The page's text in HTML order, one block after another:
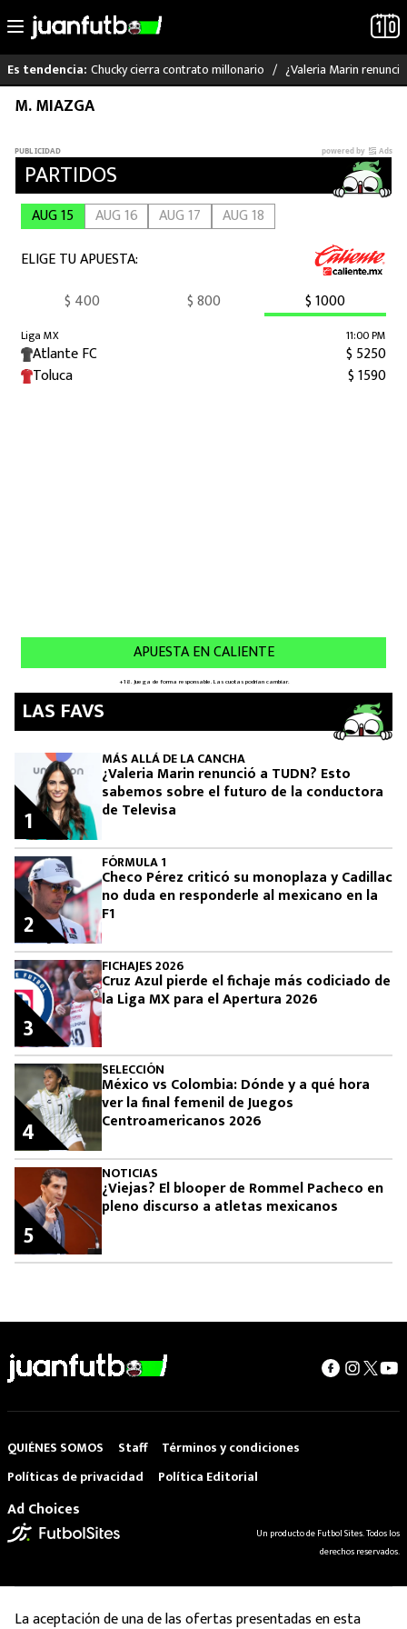
Saltar
Es tendencia: Chucky cierra contrato millonario ¿Valeria Marin
LO ÚLTIMO
LIGA MX
RAYADOS
ATLANTE
SELECCIÓN MEXICANA
FUTBOL INTERNACIONAL
M. MIAZGA
LAS FAVS
MÁS ALLÁ DE LA CANCHA
¿Valeria Marin renunció a TUDN? Esto
sabemos sobre el futuro de la conductora
de Televisa
1
FÓRMULA 1
Checo Pérez criticó su monoplaza y Cadillac
no duda en responderle al mexicano en la
F1
2
FICHAJES 2026
Cruz Azul pierde el fichaje más codiciado de
la Liga MX para el Apertura 2026
3
SELECCIÓN
México vs Colombia: Dónde y a qué hora
ver la final femenil de Juegos
Centroamericanos 2026
4
NOTICIAS
¿Viejas? El blooper de Rommel Pacheco en
pleno discurso a atletas mexicanos
5
QUIÉNES SOMOS Staff
Términos y condiciones
Políticas de privacidad
Política Editorial
Ad Choices
Un producto de Futbol Sites. Todos los
derechos reservados.
La aceptación de una de las ofertas presentadas en esta